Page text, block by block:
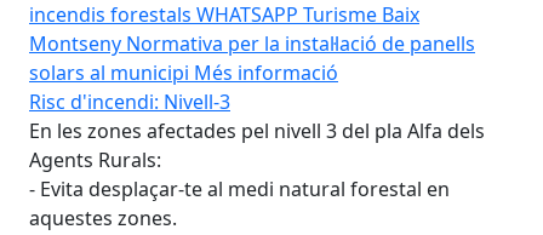
incendis forestals WHATSAPP Turisme Baix
Montseny Normativa per la instal·lació de panells
solars al municipi Més informació
Risc d'incendi: Nivell-3
En les zones afectades pel nivell 3 del pla Alfa dels
Agents Rurals:
- Evita desplaçar-te al medi natural forestal en
aquestes zones.